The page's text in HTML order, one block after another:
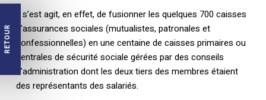
RETOUR
Il s’est agit, en effet, de fusionner les quelques 700 caisses
d’assurances sociales (mutualistes, patronales et
confessionnelles) en une centaine de caisses primaires ou
centrales de sécurité sociale gérées par des conseils
d’administration dont les deux tiers des membres étaient
des représentants des salariés.